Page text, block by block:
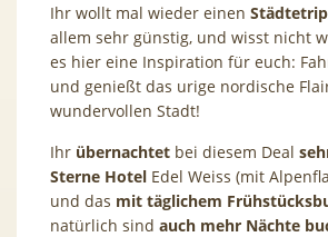
Ihr wollt mal wieder einen Städtetrip
allem sehr günstig, und wisst nicht
es hier eine Inspiration für euch:
und genießt das urige nordische
wundervollen Stadt!
Ihr übernachtet bei diesem Deal
Sterne Hotel Edel Weiss (mit
und das mit täglichem
natürlich sind auch mehr Nächte